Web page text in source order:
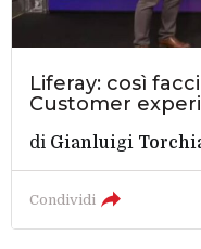
Liferay: così
Customer
di Gianluigi
Condividi